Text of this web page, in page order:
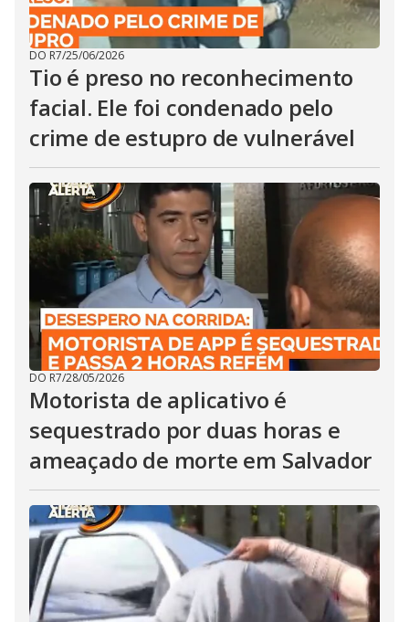
DO R7/25/06/2026
Tio é preso no reconhecimento
facial. Ele foi condenado pelo
crime de estupro de vulnerável
DO R7/28/05/2026
Motorista de aplicativo é
sequestrado por duas horas e
ameaçado de morte em Salvador